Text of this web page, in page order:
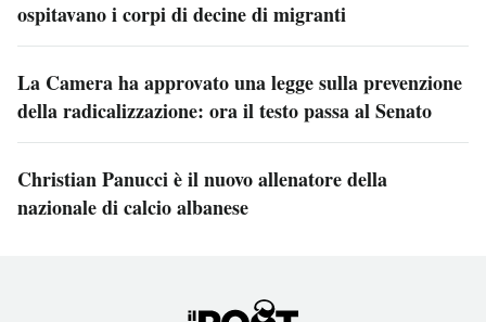
ospitavano i corpi di decine di migranti
La Camera ha approvato una legge sulla prevenzione
della radicalizzazione: ora il testo passa al Senato
Christian Panucci è il nuovo allenatore della
nazionale di calcio albanese